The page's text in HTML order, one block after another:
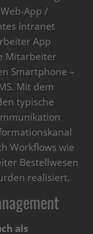
App /
Intranet
App
Mitarbeiter
Smartphone –
Mit dem
typische
Workflows wie
Bestellwesen
realisiert.
als